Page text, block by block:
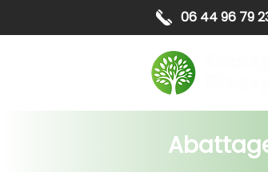
06 44 96 79